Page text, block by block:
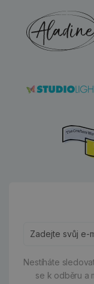
Nestíháte
se k odběru a